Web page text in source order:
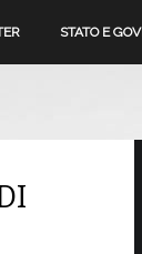
STATO E